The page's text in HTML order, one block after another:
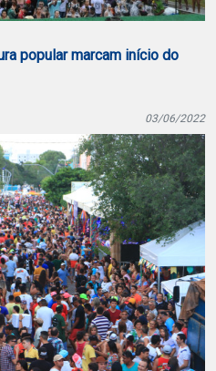
popular marcam início do
03/06/2022